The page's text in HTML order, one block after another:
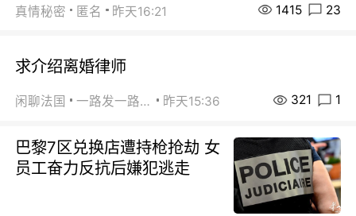
真情秘密 匿名 昨天16:21 1415 23
求介绍离婚律师
闲聊法国 一路发一路发 昨天15:36 321 1
巴黎7区兑换店遭持枪抢劫 女
员工奋力反抗后嫌犯逃走